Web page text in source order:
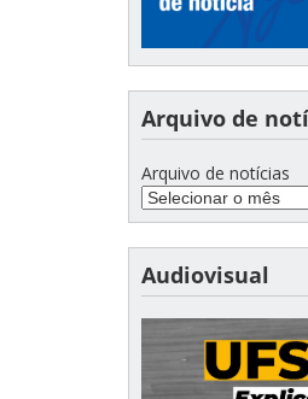
Arquivo de
Arquivo de notícias
Audiovisual